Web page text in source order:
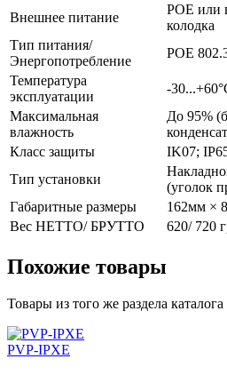
Внешнее питание
POE или
колодка
Тип питания/
Энергопотребление
POE
Температура
эксплуатации
-
Максимальная
влажность
До 95%
Класс защиты
IK07;
Тип установки
(уголок
Габаритные размеры
162мм ×
Вес НЕТТО/ БРУТТО
620/ 720
Похожие товары
Товары из того же раздела каталога
PVP-IPXE